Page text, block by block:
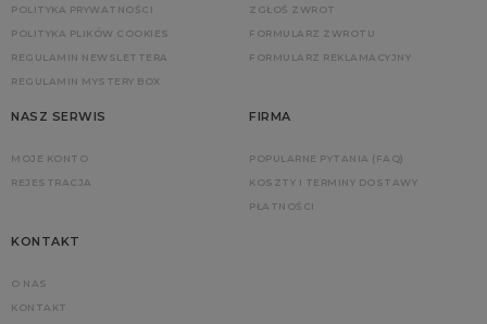
POLITYKA PRYWATNOŚCI
POLITYKA PLIKÓW COOKIES
REGULAMIN NEWSLETTERA
REGULAMIN MYSTERY BOX
ZGŁOŚ ZWROT
FORMULARZ ZWROTU
FORMULARZ REKLAMACYJNY
NASZ SERWIS
MOJE KONTO
REJESTRACJA
FIRMA
POPULARNE PYTANIA (FAQ)
KOSZTY I TERMINY DOSTAWY
PŁATNOŚCI
KONTAKT
O NAS
KONTAKT